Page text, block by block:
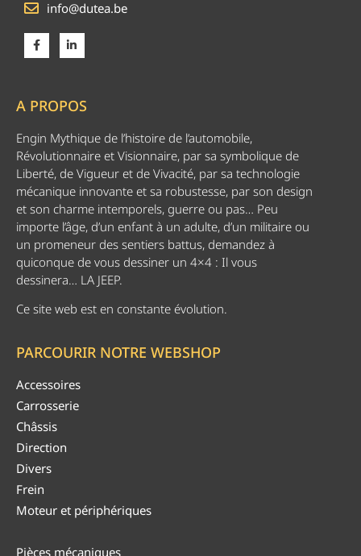
info@dutea.be
A PROPOS
Engin Mythique de l’histoire de l’automobile,
Révolutionnaire et Visionnaire, par sa symbolique de
Liberté, de Vigueur et de Vivacité, par sa technologie
mécanique innovante et sa robustesse, par son design
et son charme intemporels, guerre ou pas… Peu
importe l’âge, d’un enfant à un adulte, d’un militaire ou
un promeneur des sentiers battus, demandez à
quiconque de vous dessiner un 4×4 : Il vous
dessinera… LA JEEP.
Ce site web est en constante évolution.
PARCOURIR NOTRE WEBSHOP
Accessoires
Carrosserie
Châssis
Direction
Divers
Frein
Moteur et périphériques
Pièces mécaniques